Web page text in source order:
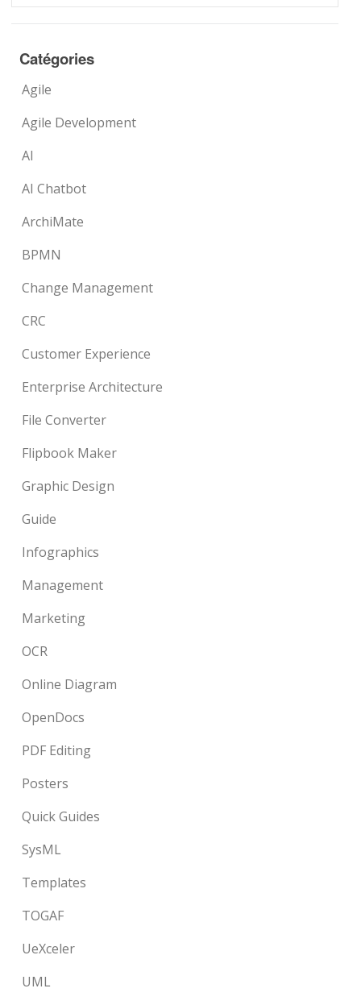
Catégories
Agile
Agile Development
AI
AI Chatbot
ArchiMate
BPMN
Change Management
CRC
Customer Experience
Enterprise Architecture
File Converter
Flipbook Maker
Graphic Design
Guide
Infographics
Management
Marketing
OCR
Online Diagram
OpenDocs
PDF Editing
Posters
Quick Guides
SysML
Templates
TOGAF
UeXceler
UML